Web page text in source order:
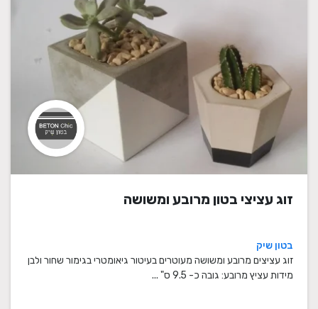
זוג עציצי בטון מרובע ומשושה
בטון שיק
זוג עציצים מרובע ומשושה מעוטרים בעיטור גיאומטרי בגימור שחור ולבן
מידות עציץ מרובע: גובה כ- 9.5 ס" ...